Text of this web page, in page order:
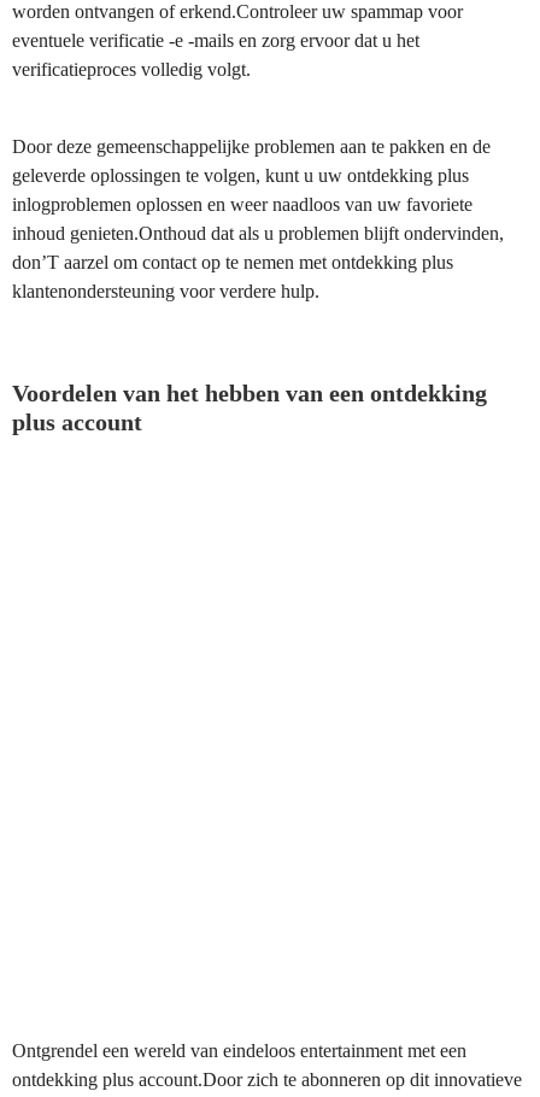
worden ontvangen of erkend.Controleer uw spammap voor
eventuele verificatie -e -mails en zorg ervoor dat u het
verificatieproces volledig volgt.
Door deze gemeenschappelijke problemen aan te pakken en de
geleverde oplossingen te volgen, kunt u uw ontdekking plus
inlogproblemen oplossen en weer naadloos van uw favoriete
inhoud genieten.Onthoud dat als u problemen blijft ondervinden,
don’T aarzel om contact op te nemen met ontdekking plus
klantenondersteuning voor verdere hulp.
Voordelen van het hebben van een ontdekking
plus account
Ontgrendel een wereld van eindeloos entertainment met een
ontdekking plus account.Door zich te abonneren op dit innovatieve